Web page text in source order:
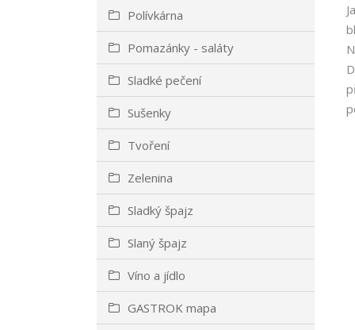
Polívkárna
Pomazánky - saláty
Sladké pečení
Sušenky
Tvoření
Zelenina
Sladký špajz
Slaný špajz
Víno a jídlo
GASTROK mapa